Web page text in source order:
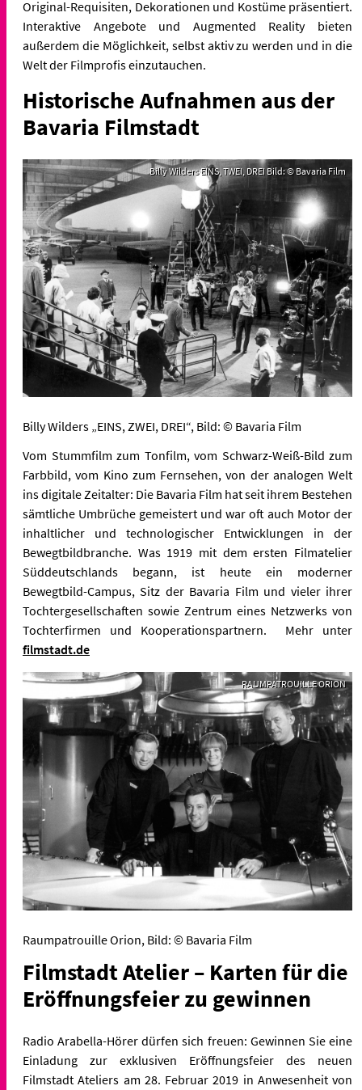
Original-Requisiten, Dekorationen und Kostüme präsentiert.
Interaktive Angebote und Augmented Reality bieten
außerdem die Möglichkeit, selbst aktiv zu werden und in die
Welt der Filmprofis einzutauchen.
Historische Aufnahmen aus der
Bavaria Filmstadt
Billy Wilders EINS, TWEI, DREI Bild: © Bavaria Film
Billy Wilders „EINS, ZWEI, DREI“, Bild: © Bavaria Film
Vom Stummfilm zum Tonfilm, vom Schwarz-Weiß-Bild zum
Farbbild, vom Kino zum Fernsehen, von der analogen Welt
ins digitale Zeitalter: Die Bavaria Film hat seit ihrem Bestehen
sämtliche Umbrüche gemeistert und war oft auch Motor der
inhaltlicher und technologischer Entwicklungen in der
Bewegtbildbranche. Was 1919 mit dem ersten Filmatelier
Süddeutschlands begann, ist heute ein moderner
Bewegtbild-Campus, Sitz der Bavaria Film und vieler ihrer
Tochtergesellschaften sowie Zentrum eines Netzwerks von
Tochterfirmen und Kooperationspartnern. Mehr unter
filmstadt.de
RAUMPATROUILLE ORION
Raumpatrouille Orion, Bild: © Bavaria Film
Filmstadt Atelier – Karten für die
Eröffnungsfeier zu gewinnen
Radio Arabella-Hörer dürfen sich freuen: Gewinnen Sie eine
Einladung zur exklusiven Eröffnungsfeier des neuen
Filmstadt Ateliers am 28. Februar 2019 in Anwesenheit von